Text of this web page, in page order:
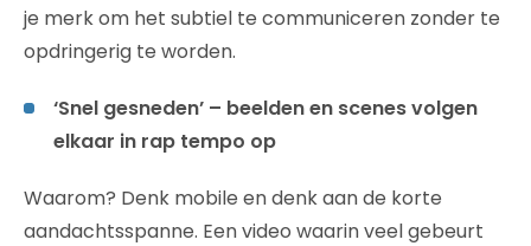
je merk om het subtiel te communiceren zonder te
opdringerig te worden.
‘Snel gesneden’ – beelden en scenes volgen
elkaar in rap tempo op
Waarom? Denk mobile en denk aan de korte
aandachtsspanne. Een video waarin veel gebeurt